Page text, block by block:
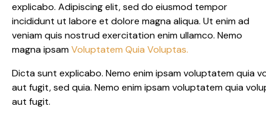
explicabo. Adipiscing elit, sed do eiusmod tempor
incididunt ut labore et dolore magna aliqua. Ut enim ad
veniam quis nostrud exercitation enim ullamco. Nemo
magna ipsamVoluptatem Quia Voluptas.
Dicta sunt explicabo. Nemo enim ipsam voluptatem quia
aut fugit, sed quia. Nemo enim ipsam voluptatem quia
aut fugit.